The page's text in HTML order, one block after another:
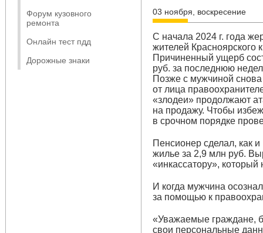
Форум кузовного
ремонта
Онлайн тест пдд
Дорожные знаки
03 ноября, воскресение
С начала 2024 г. года
жителей Красноярского
Причиненный ущерб
руб. за последнюю
Позже с мужчиной снова
от лица
«злодеи» продолжают
на продажу. Чтобы
в срочном порядке
Пенсионер сделал, как
жилье за 2,9 млн руб.
«инкассатору», который
И когда мужчина
за помощью к
«Уважаемые граждане,
свои персональные